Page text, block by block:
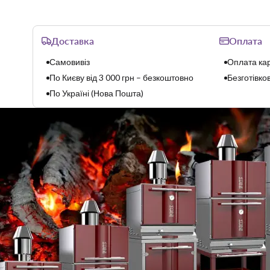
Доставка
Самовивіз
По Києву від 3 000 грн – безкоштовно
По Україні (Нова Пошта)
Оплата
Оплата